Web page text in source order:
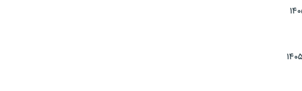
۱۰
۰۳